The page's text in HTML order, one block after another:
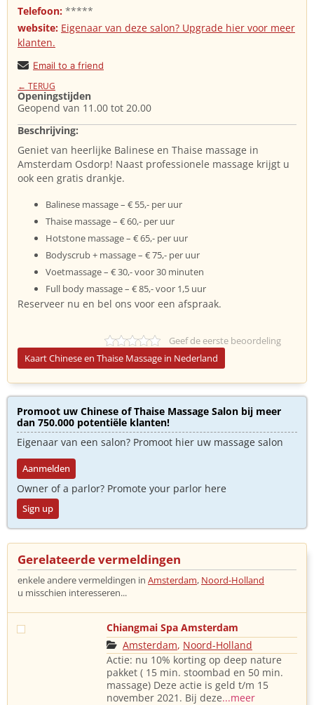
Telefoon: *****
website: Eigenaar van deze salon? Upgrade hier voor meer
klanten.
Email to a friend
← TERUG
Openingstijden
Geopend van 11.00 tot 20.00
Beschrijving:
Geniet van heerlijke Balinese en Thaise massage in
Amsterdam Osdorp! Naast professionele massage krijgt u
ook een gratis drankje.
Balinese massage – € 55,- per uur
Thaise massage – € 60,- per uur
Hotstone massage – € 65,- per uur
Bodyscrub + massage – € 75,- per uur
Voetmassage – € 30,- voor 30 minuten
Full body massage – € 85,- voor 1,5 uur
Reserveer nu en bel ons voor een afspraak.
Geef de eerste beoordeling
Kaart Chinese en Thaise Massage in Nederland
Promoot uw Chinese of Thaise Massage Salon bij meer
dan 750.000 potentiële klanten!
Eigenaar van een salon? Promoot hier uw massage salon
Aanmelden
Owner of a parlor? Promote your parlor here
Sign up
Gerelateerde vermeldingen
enkele andere vermeldingen in Amsterdam, Noord-Holland
u misschien interesseren...
Chiangmai Spa Amsterdam
Amsterdam, Noord-Holland
Actie: nu 10% korting op deep nature
pakket ( 15 min. stoombad en 50 min.
massage) Deze actie is geld t/m 15
november 2021. Bij deze...meer